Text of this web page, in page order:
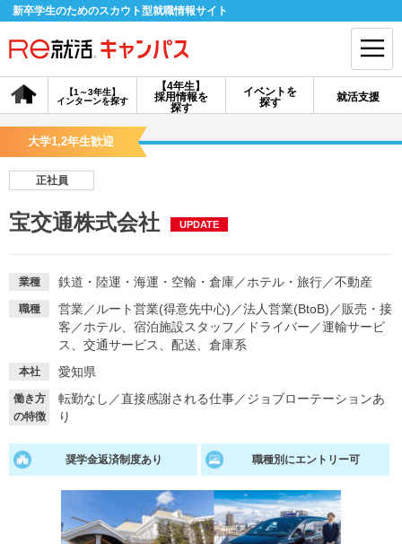
新卒学生のためのスカウト型就職情報サイト
【4年生】
採用情報を
探す
【1～3年生】
インターンを探す
イベントを
探す
就活支援
会員登録 ログイン
探す
イベントを探す スカウト お知らせ
就活ノウハウが満載！ お役立ち記事・相談室など
あなたに合う仕事を診断！
就活チャンネル
動画で対策講座をチェック
大学1,2年生歓迎
正社員
宝交通株式会社 UPDATE
業種 鉄道・陸運・海運・空輸・倉庫／ホテル・旅行／不動産
職種 営業／ ルート営業(得意先中心) ／法人営業(BtoB) ／販売・接
客 ／ホテル、宿泊施設スタッフ ／ ドライバー ／運輸サービ
ス、交通サービス、配送、倉庫系
本社 愛知県
働き方
の特徴
転勤なし ／直接感謝される仕事／ジョブローテーションあ
り
奨学金返済制度あり 職種別にエントリー可